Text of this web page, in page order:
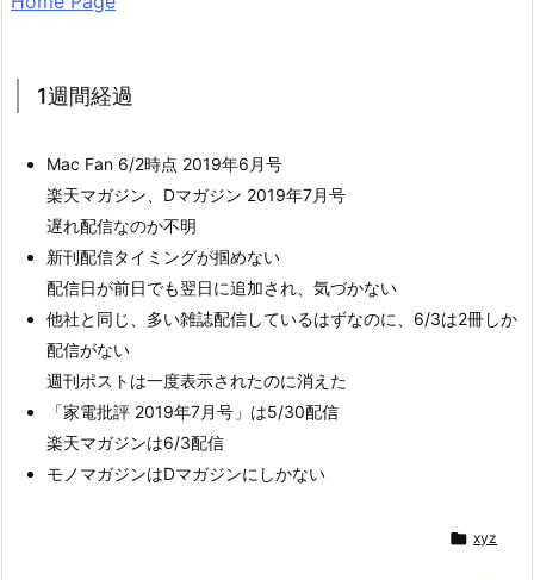
1週間経過
Mac Fan 6/2時点 2019年6月号
楽天マガジン、Dマガジン 2019年7月号
遅れ配信なのか不明
新刊配信タイミングが掴めない
配信日が前日でも翌日に追加され、気づかない
他社と同じ、多い雑誌配信しているはずなのに、6/3は2冊しか
配信がない
週刊ポストは一度表示されたのに消えた
「家電批評 2019年7月号」は5/30配信
楽天マガジンは6/3配信
モノマガジンはDマガジンにしかない
 xyz